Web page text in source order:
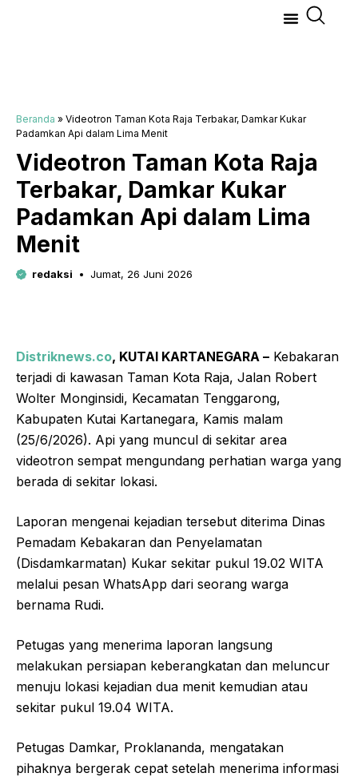
Beranda » Videotron Taman Kota Raja Terbakar, Damkar Kukar
Padamkan Api dalam Lima Menit
Videotron Taman Kota Raja
Terbakar, Damkar Kukar
Padamkan Api dalam Lima
Menit
redaksi Jumat, 26 Juni 2026
Distriknews.co, KUTAI KARTANEGARA – Kebakaran
terjadi di kawasan Taman Kota Raja, Jalan Robert
Wolter Monginsidi, Kecamatan Tenggarong,
Kabupaten Kutai Kartanegara, Kamis malam
(25/6/2026). Api yang muncul di sekitar area
videotron sempat mengundang perhatian warga yang
berada di sekitar lokasi.
Laporan mengenai kejadian tersebut diterima Dinas
Pemadam Kebakaran dan Penyelamatan
(Disdamkarmatan) Kukar sekitar pukul 19.02 WITA
melalui pesan WhatsApp dari seorang warga
bernama Rudi.
Petugas yang menerima laporan langsung
melakukan persiapan keberangkatan dan meluncur
menuju lokasi kejadian dua menit kemudian atau
sekitar pukul 19.04 WITA.
Petugas Damkar, Proklananda, mengatakan
pihaknya bergerak cepat setelah menerima informasi